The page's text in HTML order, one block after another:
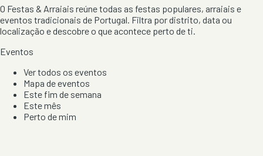
O Festas & Arraiais reúne todas as festas populares, arraiais e
eventos tradicionais de Portugal. Filtra por distrito, data ou
localização e descobre o que acontece perto de ti.
Eventos
Ver todos os eventos
Mapa de eventos
Este fim de semana
Este mês
Perto de mim